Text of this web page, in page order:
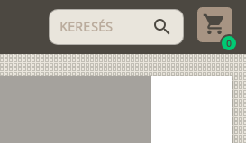
search
0